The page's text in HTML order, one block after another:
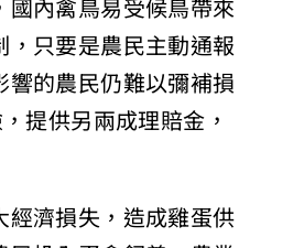
只要是農民主動通報
的農民仍難以彌補損
提供另兩成理賠金，
濟損失，造成雞蛋供